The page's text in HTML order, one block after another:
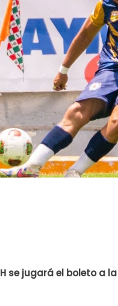
se jugará el boleto a